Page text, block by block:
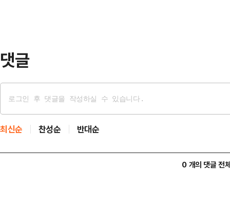
댓글
최신순 찬성순 반대순
0 개의 댓글 전